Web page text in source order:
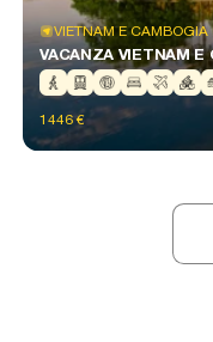
VIETNAM E CAMBOGIA
VACANZA VIETNAM E
1446 €